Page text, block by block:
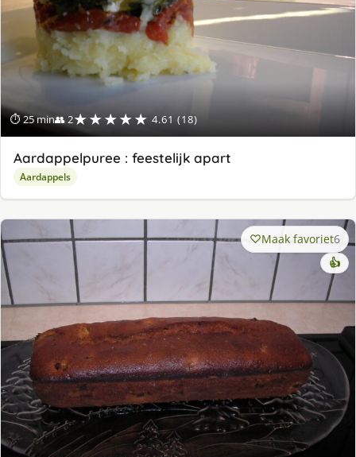
⏱ 25 min👥 2★★★★★ 4.61 (18)
Aardappelpuree : feestelijk apart
Aardappels
Maak favoriet6
👍